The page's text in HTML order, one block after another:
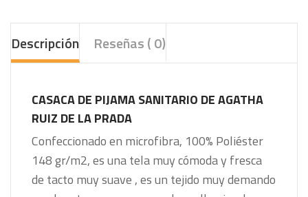
Descripción Reseñas ( 0)
CASACA DE PIJAMASANITARIO DE AGATHA
RUIZ DE LA PRADA
Confeccionado en microfibra, 100% Poliéster
148 gr/m2, es una tela muy cómoda y fresca
de tacto muy suave , es un tejido muy demando